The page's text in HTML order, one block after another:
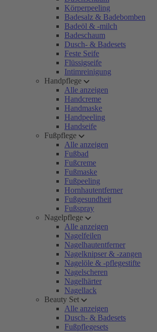
Körperpeeling
Badesalz & Badebomben
Badeöl & -milch
Badeschaum
Dusch- & Badesets
Feste Seife
Flüssigseife
Intimreinigung
Handpflege
Alle anzeigen
Handcreme
Handmaske
Handpeeling
Handseife
Fußpflege
Alle anzeigen
Fußbad
Fußcreme
Fußmaske
Fußpeeling
Hornhautentferner
Fußgesundheit
Fußspray
Nagelpflege
Alle anzeigen
Nagelfeilen
Nagelhautentferner
Nagelknipser & -zangen
Nagelöle & -pflegestifte
Nagelscheren
Nagelhärter
Nagellack
Beauty Set
Alle anzeigen
Dusch- & Badesets
Fußpflegesets